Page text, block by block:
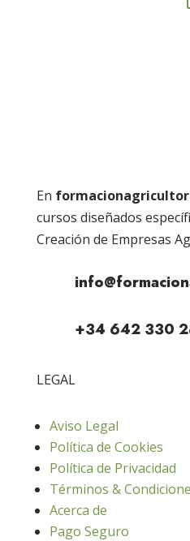
En
cursos diseñados
Creación de Empresas
+34 642 330
LEGAL
Aviso Legal
Política de Cookies
Política de Privacidad
Términos &
Acerca de
Pago Seguro